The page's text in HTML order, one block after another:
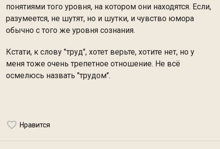
понятиями того уровня, на котором они находятся. Если,
разумеется, не шутят, но и шутки, и чувство юмора
обычно с того же уровня сознания.
Кстати, к слову "труд", хотет верьте, хотите нет, но у
меня тоже очень трепетное отношение. Не всё
осмелюсь назвать "трудом".
Нравится